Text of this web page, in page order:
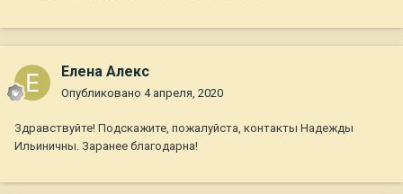
Елена Алекс
Опубликовано 4 апреля, 2020
Здравствуйте! Подскажите, пожалуйста, контакты Надежды
Ильиничны. Заранее благодарна!